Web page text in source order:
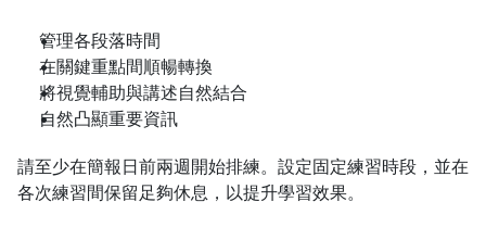
管理各段落時間
在關鍵重點間順暢轉換
將視覺輔助與講述自然結合
自然凸顯重要資訊
請至少在簡報日前兩週開始排練。設定固定練習時段，並在
各次練習間保留足夠休息，以提升學習效果。